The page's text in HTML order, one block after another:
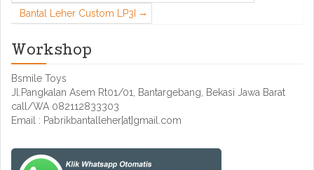
Bantal Leher Custom LP3I
Workshop
Bsmile Toys
Jl.Pangkalan Asem Rt01/01, Bantargebang, Bekasi Jawa Barat
call/WA 082112833303
Email : Pabrikbantalleher[at]gmail.com